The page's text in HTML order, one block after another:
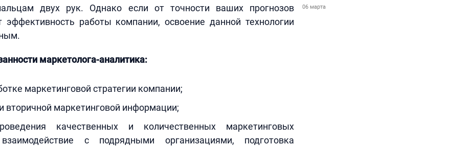
двух рук. Однако если от точности ваших прогнозов
эффективность работы компании, освоение данной технологии
маркетолога-аналитика:
маркетинговой стратегии компании;
вторичной маркетинговой информации;
качественных и количественных маркетинговых
взаимодействие с подрядными организациями, подготовка
06 марта